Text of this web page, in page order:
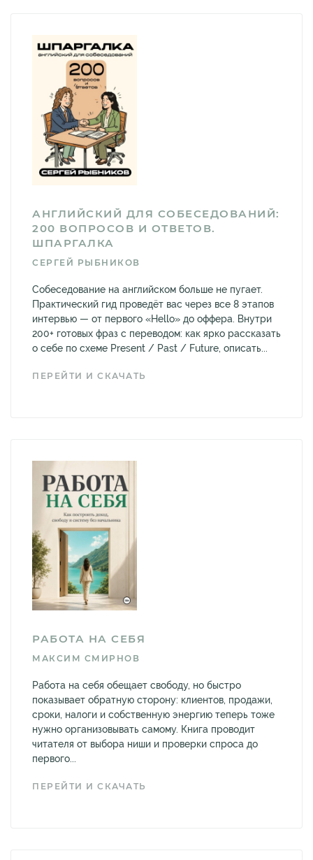
АНГЛИЙСКИЙ ДЛЯ СОБЕСЕДОВАНИЙ:
200 ВОПРОСОВ И ОТВЕТОВ.
ШПАРГАЛКА
СЕРГЕЙ РЫБНИКОВ
Собеседование на английском больше не пугает.
Практический гид проведёт вас через все 8 этапов
интервью — от первого «Hello» до оффера. Внутри
200+ готовых фраз с переводом: как ярко рассказать
о себе по схеме Present / Past / Future, описать...
ПЕРЕЙТИ И СКАЧАТЬ
РАБОТА НА СЕБЯ
МАКСИМ СМИРНОВ
Работа на себя обещает свободу, но быстро
показывает обратную сторону: клиентов, продажи,
сроки, налоги и собственную энергию теперь тоже
нужно организовывать самому. Книга проводит
читателя от выбора ниши и проверки спроса до
первого...
ПЕРЕЙТИ И СКАЧАТЬ